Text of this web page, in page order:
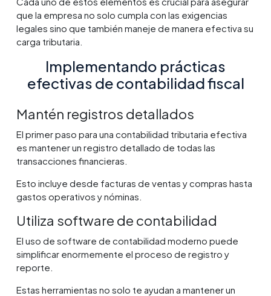
que la empresa no solo cumpla con las exigencias
legales sino que también maneje de manera efectiva su
carga tributaria.
Implementando prácticas
efectivas de contabilidad fiscal
Mantén registros detallados
El primer paso para una contabilidad tributaria efectiva
es mantener un registro detallado de todas las
transacciones financieras.
Esto incluye desde facturas de ventas y compras hasta
gastos operativos y nóminas.
Utiliza software de contabilidad
El uso de software de contabilidad moderno puede
simplificar enormemente el proceso de registro y
reporte.
Estas herramientas no solo te ayudan a mantener un